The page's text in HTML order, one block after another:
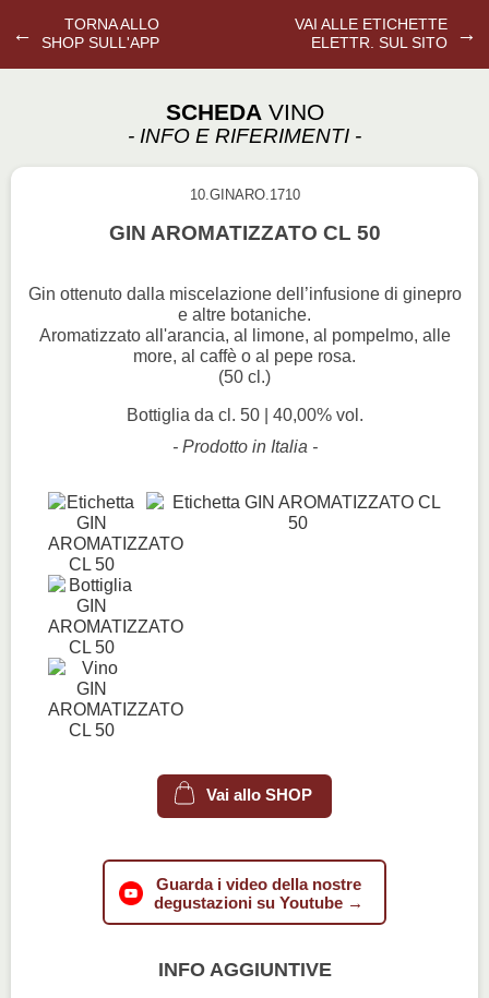
←
TORNA ALLO
SHOP SULL'APP
VAI ALLE ETICHETTE
ELETTR. SUL SITO
→
SCHEDA VINO
- INFO E RIFERIMENTI -
10.GINARO.1710
GIN AROMATIZZATO CL 50
Gin ottenuto dalla miscelazione dell’infusione di ginepro
e altre botaniche.
Aromatizzato all'arancia, al limone, al pompelmo, alle
more, al caffè o al pepe rosa.
(50 cl.)
Bottiglia da cl. 50 | 40,00% vol.
- Prodotto in Italia -
Vai allo SHOP
Guarda i video della nostre
degustazioni su Youtube →
INFO AGGIUNTIVE